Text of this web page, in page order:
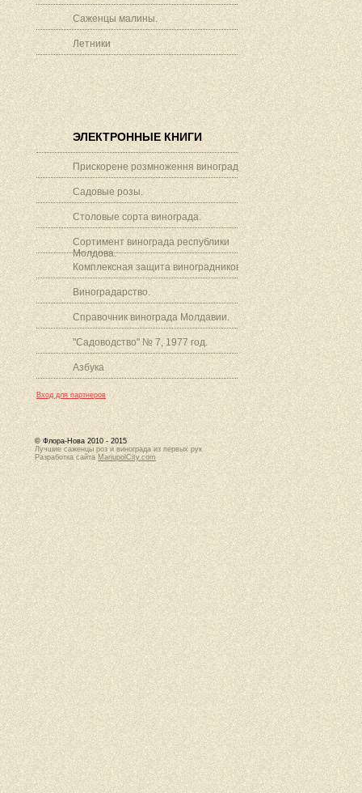
Саженцы малины.
Летники
ЭЛЕКТРОННЫЕ КНИГИ
Прискорене розмноження винограду.
Садовые розы.
Столовые сорта винограда.
Сортимент винограда республики
Молдова.
Комплексная защита виноградников.
Виноградарство.
Справочник винограда Молдавии.
"Садоводство" № 7, 1977 год.
Азбука
Вход для партнеров
© Флора-Нова 2010 - 2015
Лучшие саженцы роз и винограда из первых рук
Разработка сайта MariupolCity.com